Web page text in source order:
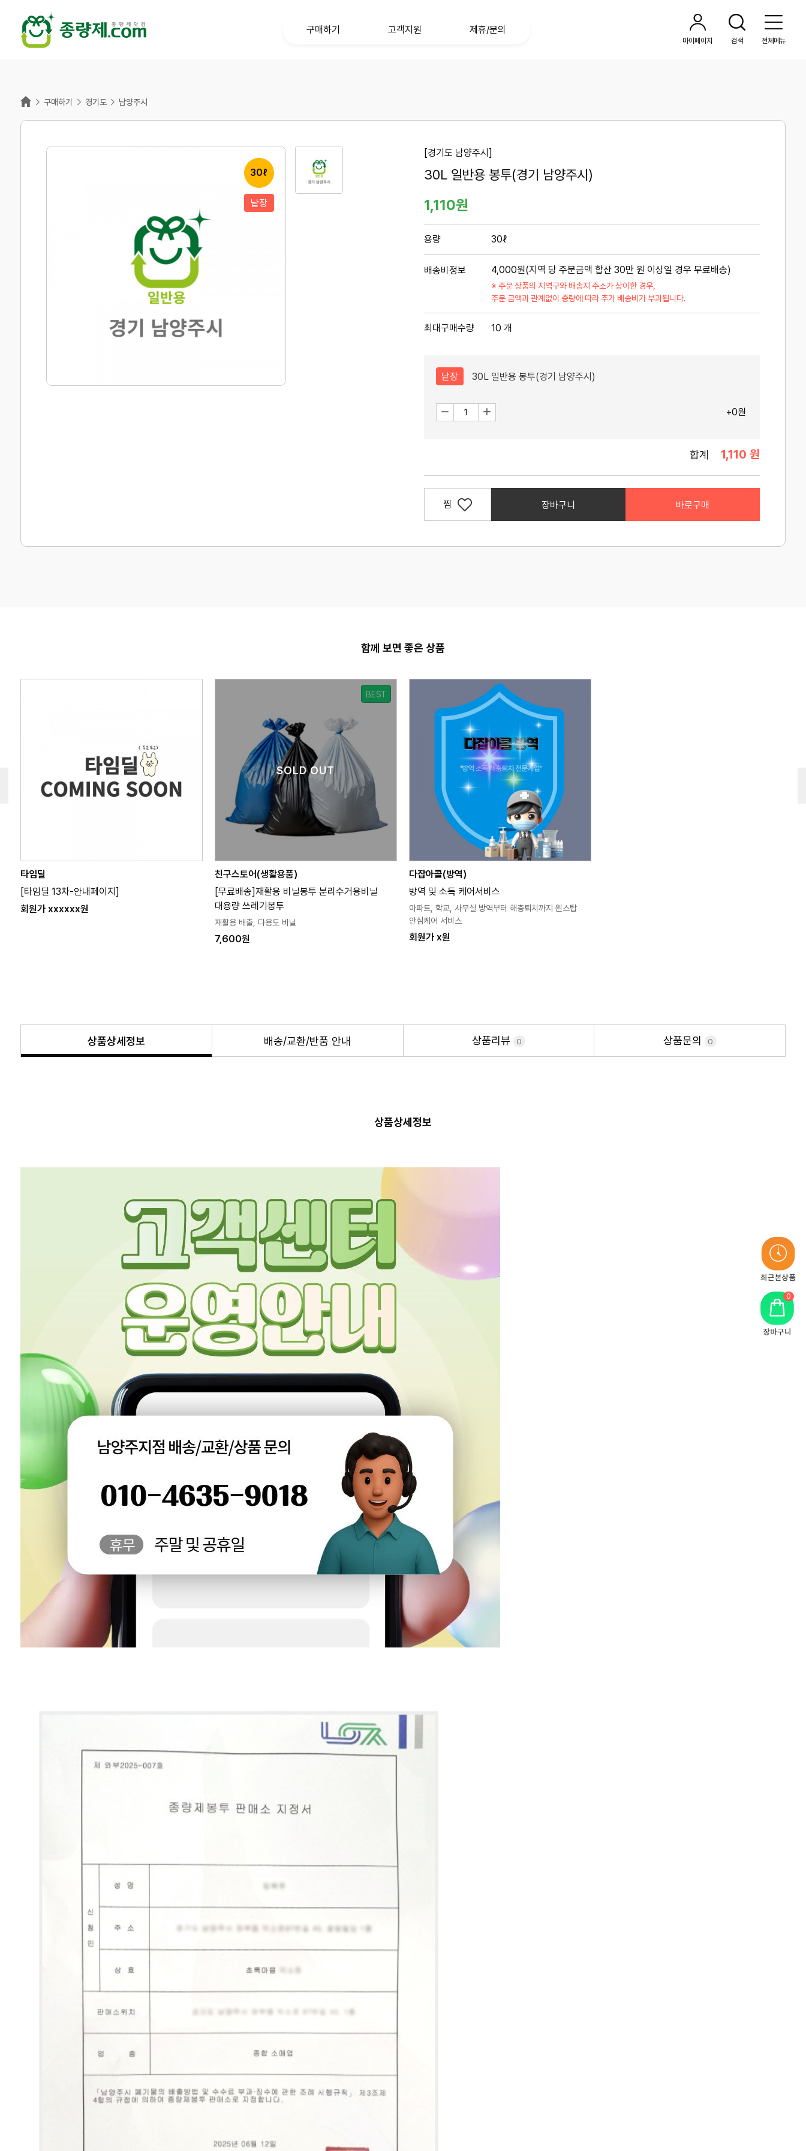
구매하기 고객지원 제휴/문의
마이페이지 검색 전체메뉴
홈 구매하기  경기도  남양주시
30ℓ
낱장
이
[경기도 남양주시]
30L 일반용 봉투(경기 남양주시)
보
매
1,110원
용량 30ℓ
배송비정보 4,000원(지역 당 주문금액 합산 30만 원 이상일 경우 무료배송)
※ 주문 상품의 지역구와 배송지 주소가 상이한 경우,
주문 금액과 관계없이 중량에 따라 추가 배송비가 부과됩니다.
최대구매수량 10 개
낱장 30L 일반용 봉투(경기 남양주시)
수
량 소
가
+0원
합계 1,110 원
찜 장바구니 바로구매
함께 보면 좋은 상품
타임딜
[타임딜 13차-안내페이지]
회원가 xxxxxx원
SOLD OUT
BEST
친구스토어(생활용품)
[무료배송]재활용 비닐봉투 분리수거용비닐
대용량 쓰레기봉투
재활용 배출, 다용도 비닐
7,600원
다잡아콜(방역)
방역 및 소독 케어서비스
아파트, 학교, 사무실 방역부터 해충퇴치까지 원스탑
안심케어 서비스
회원가 x원
상품상세정보 배송/교환/반품 안내 상품리뷰 0 상품문의 0
상품상세정보
최
근
본
상
품
0